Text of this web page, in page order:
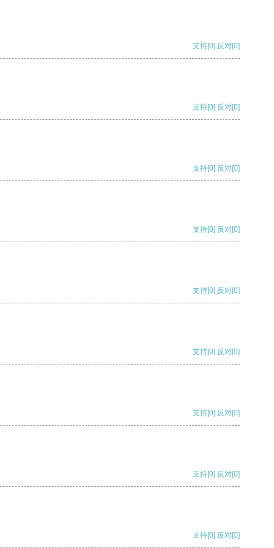
支持[0] 反对[0]
支持[0] 反对[0]
支持[0] 反对[0]
支持[0] 反对[0]
支持[0] 反对[0]
支持[0] 反对[0]
支持[0] 反对[0]
支持[0] 反对[0]
支持[0] 反对[0]